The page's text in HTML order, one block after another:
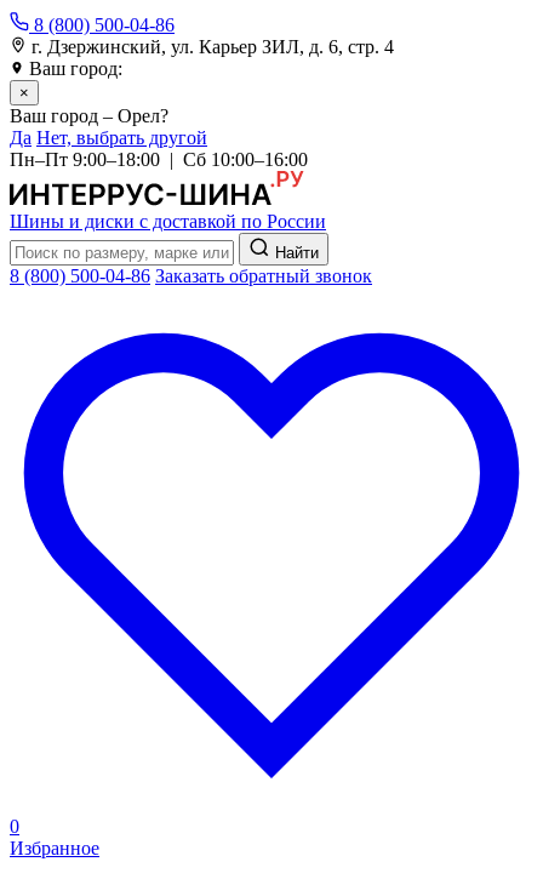
8 (800) 500-04-86
г. Дзержинский, ул. Карьер ЗИЛ, д. 6, стр. 4
Ваш город:
×
Ваш город – Орел?
Да Нет, выбрать другой
Пн–Пт 9:00–18:00 | Сб 10:00–16:00
Шины и диски с доставкой по России
Найти
8 (800) 500-04-86 Заказать обратный звонок
0
Избранное